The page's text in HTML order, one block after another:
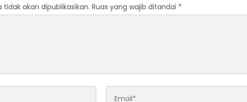
akan dipublikasikan. Ruas yang wajib ditandai *